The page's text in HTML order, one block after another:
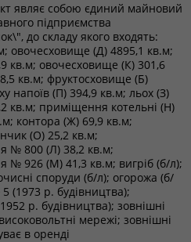
являє собою єдиний майновий
підприємства
до складу якого входять:
овочесховище (Д) 4895,1 кв.м;
кв.м; овочесховище (К) 301,6
кв.м; фруктосховище (Б)
напоїв (П) 394,9 кв.м; льох (З)
кв.м; приміщення котельні (Н)
контора (Ж) 69,9 кв.м;
(О) 25,2 кв.м;
№ 800 (Л) 38,2 кв.м;
№ 926 (М) 41,3 кв.м; вигріб (б/л);
споруди (б/л); огорожа (б/
(1973 р. будівництва);
р. будівництва); зовнішні
мережі; зовнішні
в оренді